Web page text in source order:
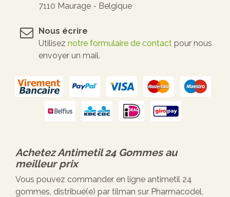
7110 Maurage - Belgique
Nous écrire
Utilisez notre formulaire de contact pour nous
envoyer un mail.
AchetezAntimetil 24 Gommesau
meilleur prix
Vous pouvez commander en ligne antimetil 24
gommes, distribué(e) par tilman sur Pharmacodel,